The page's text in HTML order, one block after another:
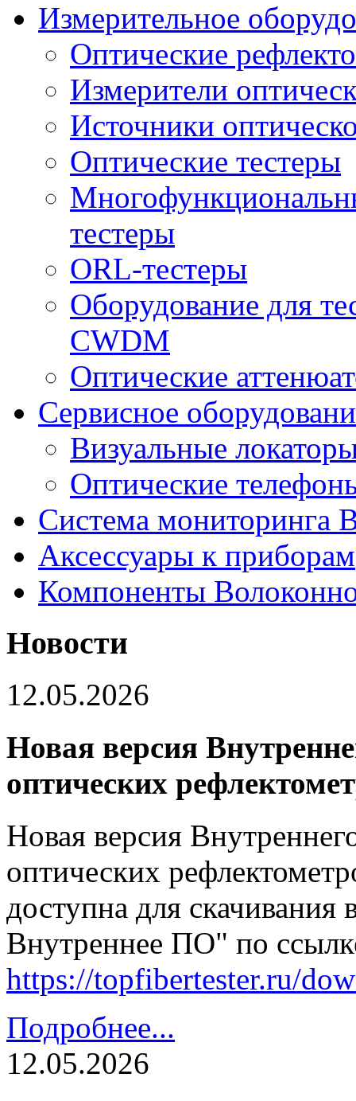
Измерительное
Оптические
Измерители
Источники
Оптические тестеры
тестеры
ORL-тестеры
Оборудование для
CWDM
Оптические
Сервисное
Визуальные
Оптические
Система мониторинга
Аксессуары к приборам
Компоненты
Новости
12.05.2026
Новая версия
оптических
Новая версия
оптических
доступна для
Внутреннее ПО" по
https://topfibertester.ru/
Подробнее...
12.05.2026